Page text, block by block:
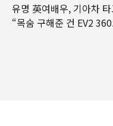
유명 英여배우, 기아차
“목숨 구해준 건 EV2